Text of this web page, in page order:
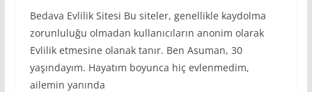
Bedava Evlilik Sitesi Bu siteler, genellikle kaydolma
zorunluluğu olmadan kullanıcıların anonim olarak
Evlilik etmesine olanak tanır. Ben Asuman, 30
yaşındayım. Hayatım boyunca hiç evlenmedim,
ailemin yanında